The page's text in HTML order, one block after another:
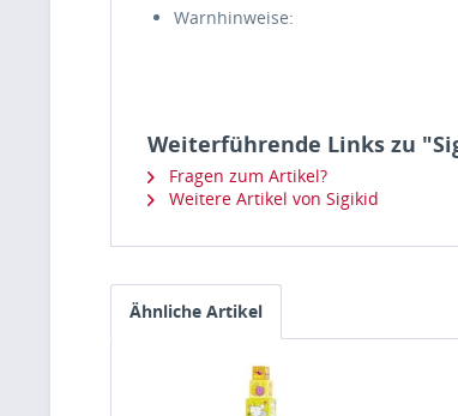
Warnhinweise:
Weiterführende Links zu
Fragen zum Artikel?
Weitere Artikel von Sigikid
Ähnliche Artikel